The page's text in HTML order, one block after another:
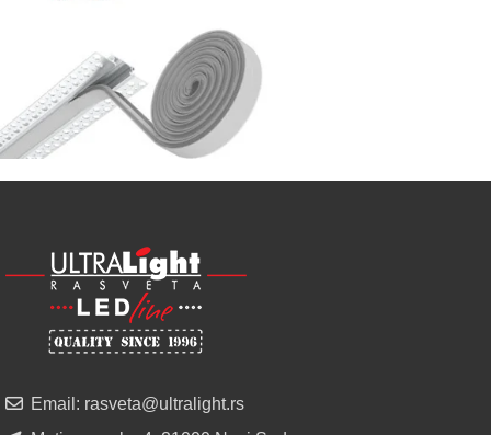
SIJALICA
u
regionu
LED
PROFILI
TRIMLESS
DIFUZOROM
POGLEDAJ
Email: rasveta@ultralight.rs